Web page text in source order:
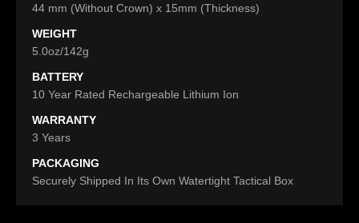
44 mm (Without Crown) x 15mm (Thickness)
WEIGHT
5.0oz/142g
BATTERY
10 Year Rated Rechargeable Lithium Ion
WARRANTY
3 Years
PACKAGING
Securely Shipped In Its Own Watertight Tactical Box